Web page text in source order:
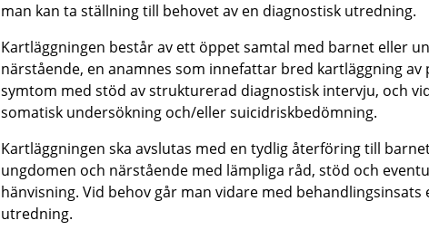
man kan ta ställning till behovet av en diagnostisk utredning.
Kartläggningen består av ett öppet samtal med barnet eller
närstående, en anamnes som innefattar bred kartläggning av
symtom med stöd av strukturerad diagnostisk intervju, och
somatisk undersökning och/eller suicidriskbedömning.
Kartläggningen ska avslutas med en tydlig återföring till
ungdomen och närstående med lämpliga råd, stöd och
hänvisning. Vid behov går man vidare med
utredning.